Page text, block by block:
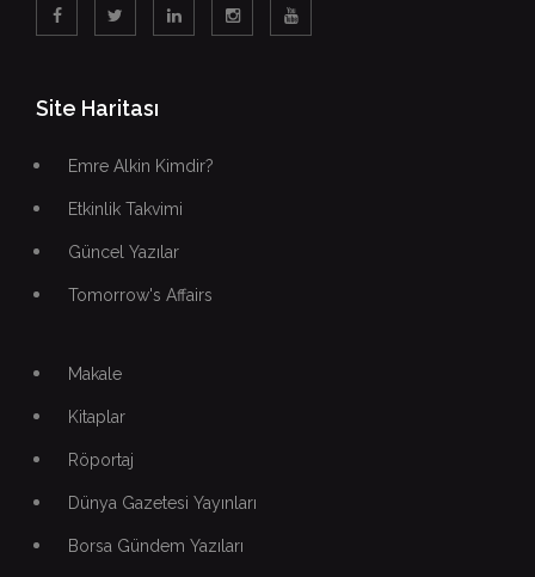
Site Haritası
Emre Alkin Kimdir?
Etkinlik Takvimi
Güncel Yazılar
Tomorrow's Affairs
Makale
Kitaplar
Röportaj
Dünya Gazetesi Yayınları
Borsa Gündem Yazıları